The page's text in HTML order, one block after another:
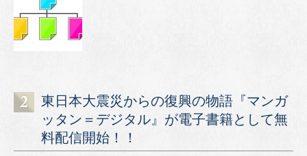
東日本大震災からの復興の物語『マンガ
ッタン＝デジタル』が電子書籍として無
料配信開始！！